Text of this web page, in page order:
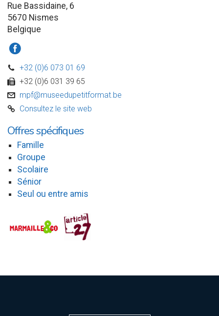
Rue Bassidaine, 6
5670 Nismes
Belgique
a
D +32 (0)6 073 01 69
w +32 (0)6 031 39 65
v mpf@museedupetitformat.be
C Consultez le site web
Offres spécifiques
Famille
Groupe
Scolaire
Sénior
Seul ou entre amis